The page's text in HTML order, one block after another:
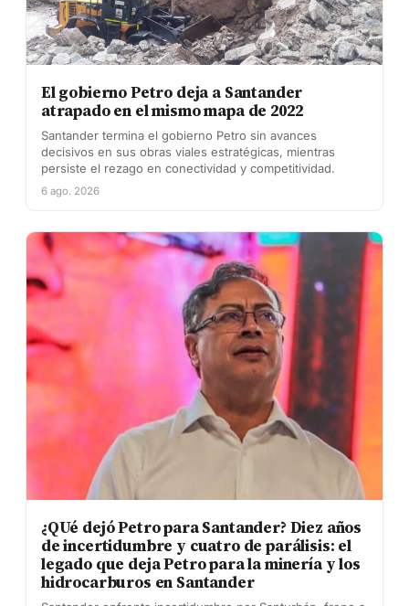
El gobierno Petro deja a Santander
atrapado en el mismo mapa de 2022
Santander termina el gobierno Petro sin avances
decisivos en sus obras viales estratégicas, mientras
persiste el rezago en conectividad y competitividad.
6 ago. 2026
¿QUé dejó Petro para Santander? Diez años
de incertidumbre y cuatro de parálisis: el
legado que deja Petro para la minería y los
hidrocarburos en Santander